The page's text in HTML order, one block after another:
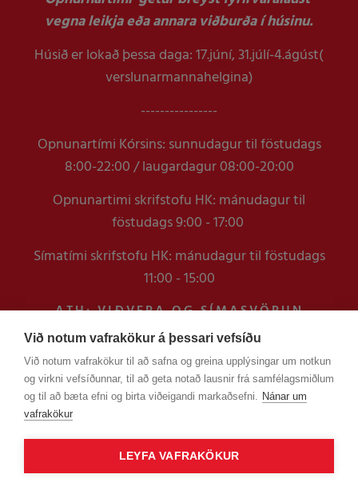
Við notum vafrakökur á þessari vefsíðu
Við notum vafrakökur til að safna og greina upplýsingar um notkun
og virkni vefsíðunnar, til að geta notað lausnir frá samfélagsmiðlum
og til að bæta efni og birta viðeigandi markaðsefni. Nánar um
vafrakökur
LEYFA VAFRAKÖKUR
vegna leikja eða annara viðburða í húsinu.
Húsið er lokað þessa daga: 17.júní, 31.júlí-4.ágúst(
verslunarmannahelgina)
----------------
Opnunartími Kórsins: sunnudagur til föstudags
8:00-22:00 / laugardagur 08:00-20:00
Opnunartimi skrifstofu HK: mánudagur til
föstudags 9:00 - 17:00
Símatími skrifstofu HK: mánudagur til föstudags
11:00 - 15:00
ATH: VIÐVERA OG SÍMASVÖRUN
VERÐUR TAKMÖRKUÐ Á
SKRIFSTOFUNNI FRAM YFIR
VERSLUNARMANNHELGI
EN ERINDUM SEM KOMA Í GEGNUM
TÖLVUPÓSTA VERÐUR SVARAÐ